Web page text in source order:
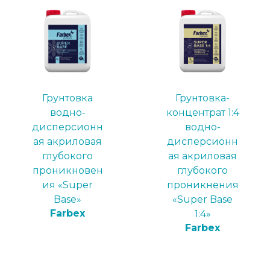
Грунтовка
водно-
дисперсионн
ая акриловая
глубокого
проникновен
ия «Super
Base»
Farbex
Грунтовка-
концентрат 1:4
водно-
дисперсионн
ая акриловая
глубокого
проникнения
«Super Base
1:4»
Farbex